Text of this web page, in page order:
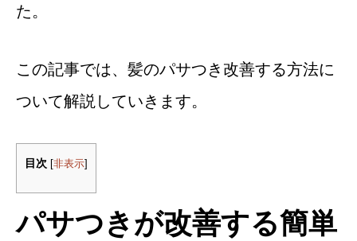
た。
この記事では、髪のパサつき改善する方法に
ついて解説していきます。
目次 非表示
パサつきが改善する簡単